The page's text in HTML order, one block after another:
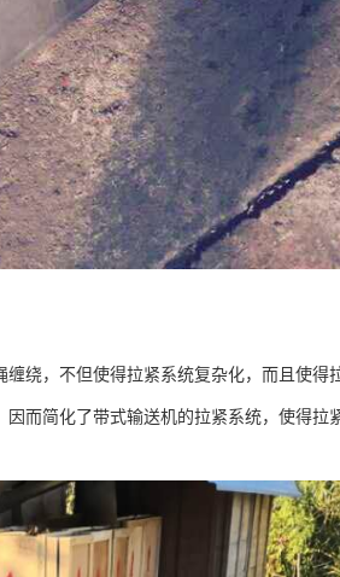
绕，不但使得拉紧系统复杂化，而且使得
而简化了带式输送机的拉紧系统，使得拉